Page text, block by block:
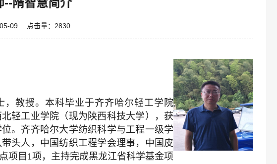
--隋智慧简介
09 点击量： 2830
，教授。本科毕业于齐齐哈尔轻工学院
轻工业学院（现为陕西科技大学），获
。 齐齐哈尔大学纺织科学与工程一级学
头人， 中国纺织工程学会理事，中国皮
项目 1项，主持完成黑龙江省科学基金项